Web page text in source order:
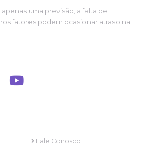
uma previsão, a falta de
fatores podem ocasionar atraso na
Fale Conosco